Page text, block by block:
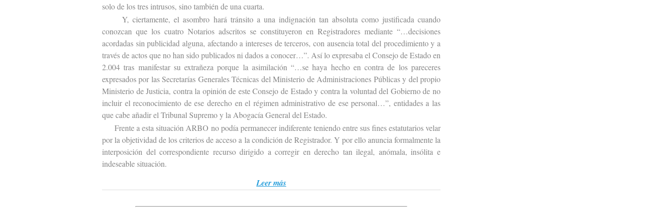
solo de los tres intrusos, sino también de una cuarta.
Y, ciertamente, el asombro hará tránsito a una indignación tan absoluta como justificada cuando
conozcan que los cuatro Notarios adscritos se constituyeron en Registradores mediante “…decisiones
acordadas sin publicidad alguna, afectando a intereses de terceros, con ausencia total del procedimiento y a
través de actos que no han sido publicados ni dados a conocer…”. Así lo expresaba el Consejo de Estado en
2.004 tras manifestar su extrañeza porque la asimilación “…se haya hecho en contra de los pareceres
expresados por las Secretarías Generales Técnicas del Ministerio de Administraciones Públicas y del propio
Ministerio de Justicia, contra la opinión de este Consejo de Estado y contra la voluntad del Gobierno de no
incluir el reconocimiento de ese derecho en el régimen administrativo de ese personal…”, entidades a las
que cabe añadir el Tribunal Supremo y la Abogacía General del Estado.
Frente a esta situación ARBO no podía permanecer indiferente teniendo entre sus fines estatutarios velar
por la objetividad de los criterios de acceso a la condición de Registrador. Y por ello anuncia formalmente la
interposición del correspondiente recurso dirigido a corregir en derecho tan ilegal, anómala, insólita e
indeseable situación.
Leer más